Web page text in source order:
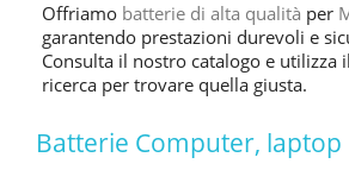
Offriamo batterie di alta qualità per
garantendo prestazioni durevoli e
Consulta il nostro catalogo e utilizza
ricerca per trovare quella giusta.
Batterie Computer, laptop